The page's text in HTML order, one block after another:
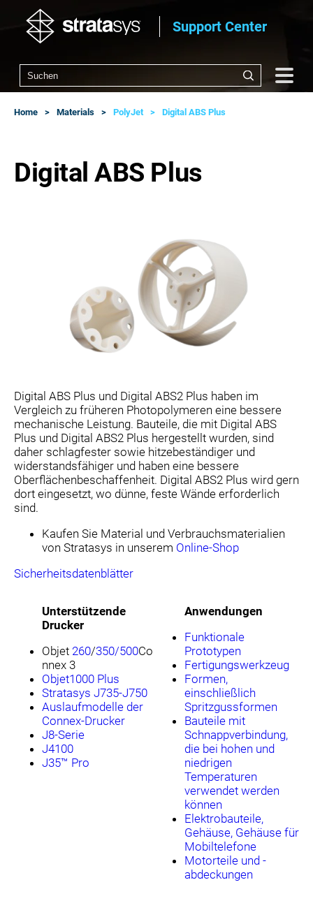
Support Center
Home Materials PolyJet Digital ABS Plus
Digital ABS Plus
Digital ABS Plus und Digital ABS2 Plus haben im
Vergleich zu früheren Photopolymeren eine bessere
mechanische Leistung. Bauteile, die mit Digital ABS
Plus und Digital ABS2 Plus hergestellt wurden, sind
daher schlagfester sowie hitzebeständiger und
widerstandsfähiger und haben eine bessere
Oberflächenbeschaffenheit. Digital ABS2 Plus wird gern
dort eingesetzt, wo dünne, feste Wände erforderlich
sind.
Kaufen Sie Material und Verbrauchsmaterialien
von Stratasys in unserem Online-Shop
Sicherheitsdatenblätter
Unterstützende
Drucker
Objet 260/350/500Co
nnex 3
Objet1000 Plus
Stratasys J735-J750
Auslaufmodelle der
Connex-Drucker
J8-Serie
J4100
J35™ Pro
Anwendungen
Funktionale
Prototypen
Fertigungswerkzeug
Formen,
einschließlich
Spritzgussformen
Bauteile mit
Schnappverbindung,
die bei hohen und
niedrigen
Temperaturen
verwendet werden
können
Elektrobauteile,
Gehäuse, Gehäuse für
Mobiltelefone
Motorteile und -
abdeckungen